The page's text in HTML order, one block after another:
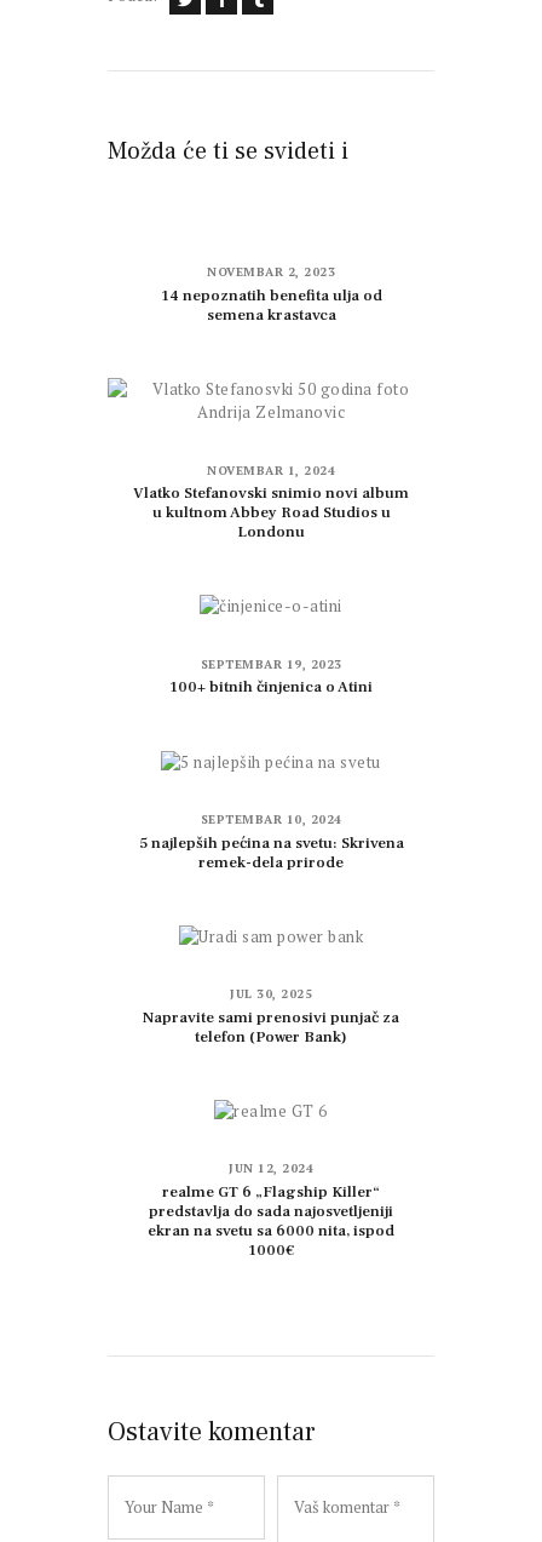
Možda će ti se svideti i
NOVEMBAR 2, 2023
14 nepoznatih benefita ulja od
semena krastavca
NOVEMBAR 1, 2024
Vlatko Stefanovski snimio novi album
u kultnom Abbey Road Studios u
Londonu
SEPTEMBAR 19, 2023
100+ bitnih činjenica o Atini
SEPTEMBAR 10, 2024
5 najlepših pećina na svetu: Skrivena
remek-dela prirode
JUL 30, 2025
Napravite sami prenosivi punjač za
telefon (Power Bank)
JUN 12, 2024
realme GT 6 „Flagship Killer“
predstavlja do sada najosvetljeniji
ekran na svetu sa 6000 nita, ispod
1000€
Ostavite komentar